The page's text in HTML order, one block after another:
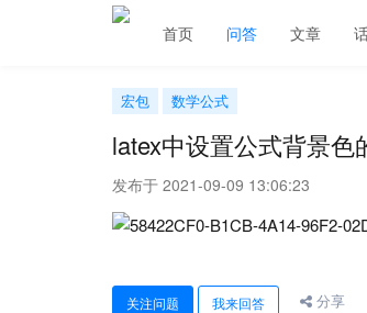
首页 问答 文章
宏包 数学公式
latex中设置公式背景色
发布于 2021-09-09 13:06:23
关注问题 我来回答 分享